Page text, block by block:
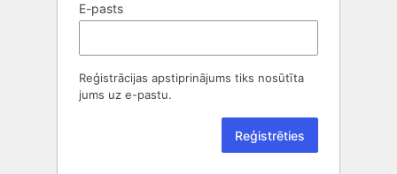
E-pasts
Reģistrācijas apstiprinājums tiks nosūtīta
jums uz e-pastu.